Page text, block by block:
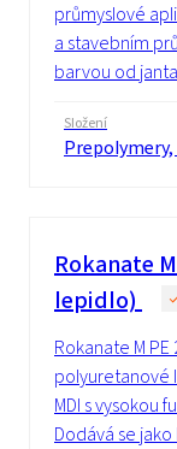
průmyslové
a stavebním
barvou od
Složení
Rokanate
lepidlo)
Rokanate M
polyuretanové
MDI s vysokou
Dodává se